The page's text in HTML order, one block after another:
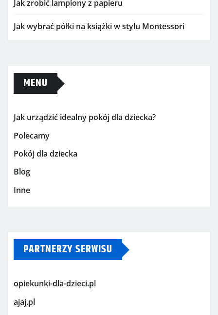
Jak zrobić lampiony z papieru
Jak wybrać półki na książki w stylu Montessori
MENU
Jak urządzić idealny pokój dla dziecka?
Polecamy
Pokój dla dziecka
Blog
Inne
PARTNERZY SERWISU
opiekunki-dla-dzieci.pl
ajaj.pl